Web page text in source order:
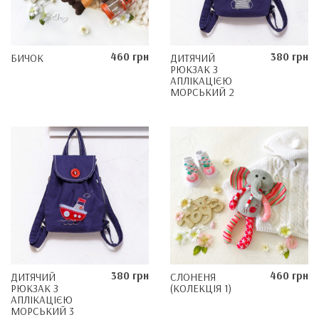
БИЧОК 460 грн
ДИТЯЧИЙ
РЮКЗАК З
АПЛІКАЦІЄЮ
МОРСЬКИЙ 2
380 грн
ДИТЯЧИЙ
РЮКЗАК З
АПЛІКАЦІЄЮ
МОРСЬКИЙ 3
380 грн
СЛОНЕНЯ
(КОЛЕКЦІЯ 1)
460 грн